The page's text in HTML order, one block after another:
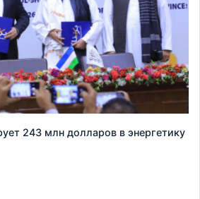
243 млн долларов в энергетику